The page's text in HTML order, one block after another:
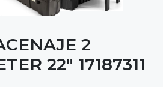
2
22" 17187311